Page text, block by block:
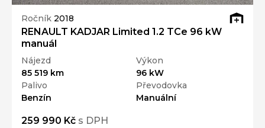
Ročník 2018
RENAULT KADJAR Limited 1.2 TCe 96 kW
manuál
Nájezd
85 519 km
Výkon
96 kW
Palivo
Benzín
Převodovka
Manuální
259 990 Kč s DPH